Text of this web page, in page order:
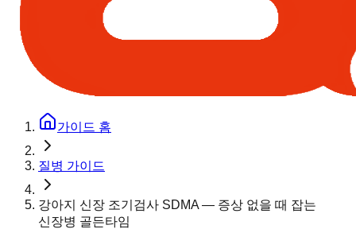
가이드 홈
질병 가이드
강아지 신장 조기검사 SDMA — 증상 없을 때 잡는
신장병 골든타임